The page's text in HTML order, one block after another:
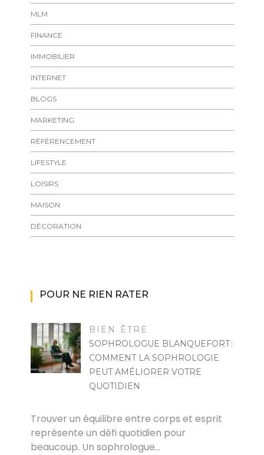
MLM
FINANCE
IMMOBILIER
INTERNET
BLOGS
MARKETING
RÉFÉRENCEMENT
LIFESTYLE
LOISIRS
MAISON
DÉCORATION
POUR NE RIEN RATER
BIEN ÊTRE
SOPHROLOGUE BLANQUEFORT :
COMMENT LA SOPHROLOGIE
PEUT AMÉLIORER VOTRE
QUOTIDIEN
Trouver un équilibre entre corps et esprit
représente un défi quotidien pour
beaucoup. Un sophrologue…